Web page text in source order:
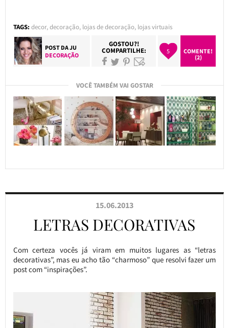
TAGS: decor,decoração, lojas de decoração, lojas virtuais
POST DAJU
DECORAÇÃO
GOSTOU?!
COMPARTILHE: 5
COMENTE!
(2)
VOCÊ TAMBÉM VAI GOSTAR
15.06.2013
LETRAS DECORATIVAS
Com certeza vocês já viram em muitos lugares as “letras
decorativas”, mas eu acho tão “charmoso” que resolvi fazer um
post com “inspirações”.